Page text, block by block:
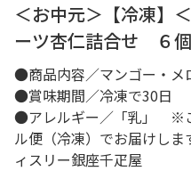
＜お中元＞【冷凍】
ーツ杏仁詰合せ ６個
●商品内容／マンゴー・
●賞味期間／冷凍で30日
●アレルギー／「乳」 ※
ル便（冷凍）でお届けし
ィスリー銀座千疋屋